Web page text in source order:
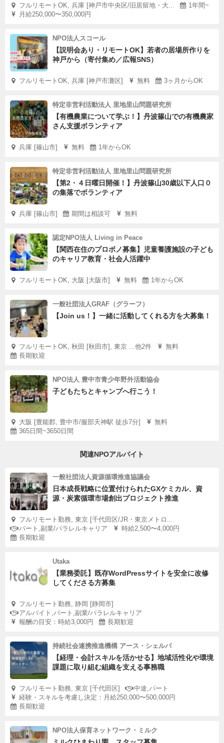
フルリモートOK, 兵庫 [神戸市中央区/旧居留地・大...
1年間~
月給250,000〜350,000円
NPO法人スコール
【説明会あり・リモートOK】若者の居場所作りを
神戸から（寄付集め／広報SNS）
フルリモートOK, 兵庫 [神戸市灘区] 無料 3ヶ月からOK
特定非営利活動法人 里地里山問題研究所
【有機農業について学ぶ！】丹波篠山での有機農家
さん支援ボランティア
兵庫 [篠山市] 無料 1年からOK
特定非営利活動法人 里地里山問題研究所
【第2・４日曜日開催！】丹波篠山30歳以下人口０
の集落でボランティア
兵庫 [篠山市] 期間は相談可 無料
認定NPO法人 Living in Peace
【関西在住のプロボノ募集】児童養護施設の子ども
のキャリア教育・社会人活躍中
フルリモートOK, 大阪 [大阪市] 無料 1年からOK
一般社団法人GRAF（グラーフ）
【Join us！】一緒に活動してくれる方を大募集！
フルリモートOK, 秋田 [秋田市], 東京 ...他2件
無料
長期歓迎
NPO法人 豊中市青少年野外活動協会
子どもたちとキャンプへ行こう！
大阪 [豊能郡, 豊中市/服部天神駅 徒歩7分]
無料
365日間~3650日間
関連NPOアルバイト
一般社団法人資源循環推進協議会
日本成長戦略に位置付けられたGXケミカル、資
源・炭素循環市場創出プロジェクト推進
フルリモート勤務, 東京 [千代田区/JR・東京メトロ...
パート,副業/パラレルキャリア
時給2,500〜4,000円
長期歓迎
Utaka
【業務委託】既存WordPressサイトを安全に改修
してくださる方募集
フルリモート勤務, 静岡 [静岡市]
アルバイト,パート,副業/パラレルキャリア
報酬の目安：時給3,000円
長期歓迎
持続社会連携推進機構 アース・シェルパ
【経理・会計スキルを活かせる】地域活性化や環境
課題に取り組む組織を支える事務職
フルリモート勤務, 東京 [千代田区]
中途,パート
経験・スキルを考慮し決定：月給250,000〜500,000円
長期歓迎
NPO法人保育ネットワーク・ミルク